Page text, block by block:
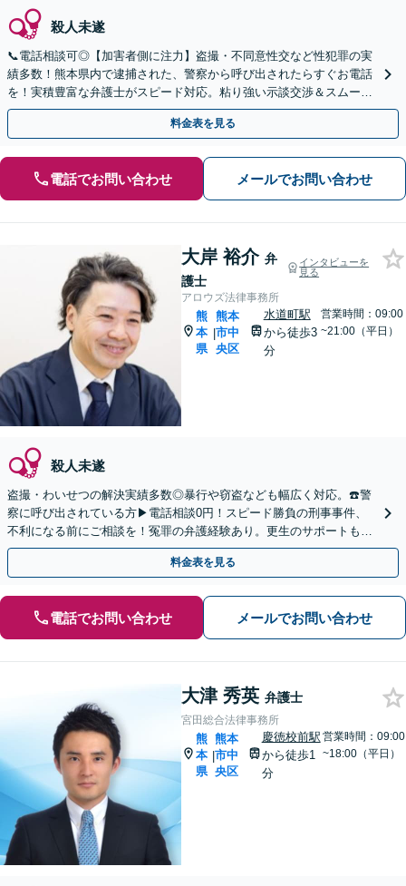
殺人未遂
📞電話相談可◎【加害者側に注力】盗撮・不同意性交など性犯罪の実
績多数！熊本県内で逮捕された、警察から呼び出されたらすぐお電話
を！実積豊富な弁護士がスピード対応。粘り強い示談交渉＆スムーズ
な身柄解放に向け尽力【事務所の相談年間200件以上】
料金表を見る
電話でお問い合わせ メールでお問い合わせ
大岸 裕介 弁
護士
インタビューを
見る
アロウズ法律事務所
熊
本
県
|
熊本
市中
央区
水道町駅
から徒歩3
分
営業時間：09:00
~21:00（平日）
殺人未遂
盗撮・わいせつの解決実績多数◎暴行や窃盗なども幅広く対応。☎️警
察に呼び出されている方▶︎電話相談0円！スピード勝負の刑事事件、
不利になる前にご相談を！冤罪の弁護経験あり。更生のサポートもお
任せ【事務所の相談年間200件以上】【土日祝対応】
料金表を見る
電話でお問い合わせ メールでお問い合わせ
大津 秀英 弁護士
宮田総合法律事務所
熊
本
県
|
熊本
市中
央区
慶徳校前駅
から徒歩1
分
営業時間：09:00
~18:00（平日）